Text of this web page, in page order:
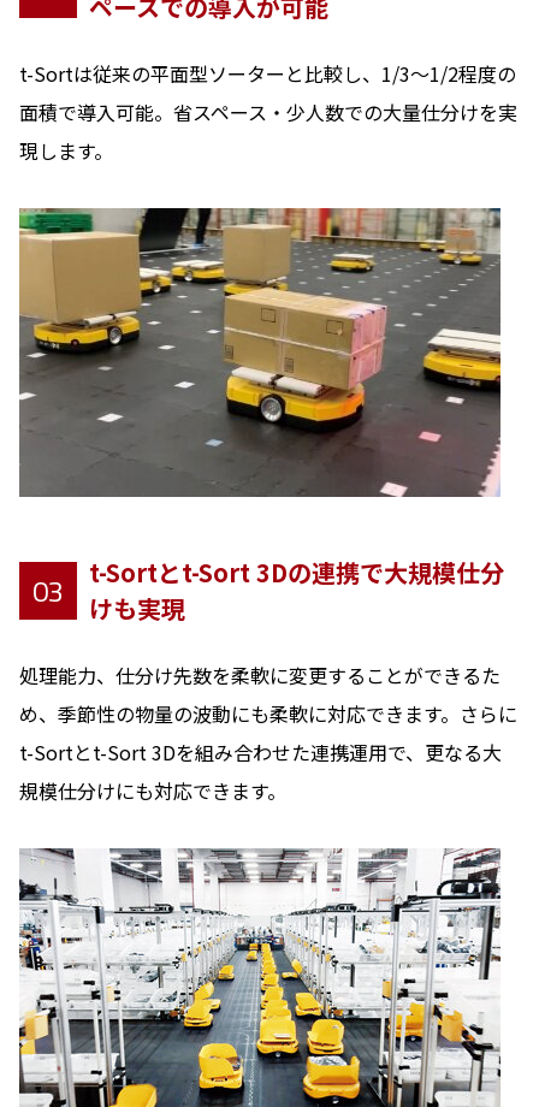
t-Sortは従来の平面型ソーターと比較し、1/3～1/2程度の
面積で導入可能。省スペース・少人数での大量仕分けを実
現します。
03
t-Sortとt-Sort 3Dの連携で大規模仕分
けも実現
処理能力、仕分け先数を柔軟に変更することができるた
め、季節性の物量の波動にも柔軟に対応できます。さらに
t-Sortとt-Sort 3Dを組み合わせた連携運用で、更なる大
規模仕分けにも対応できます。